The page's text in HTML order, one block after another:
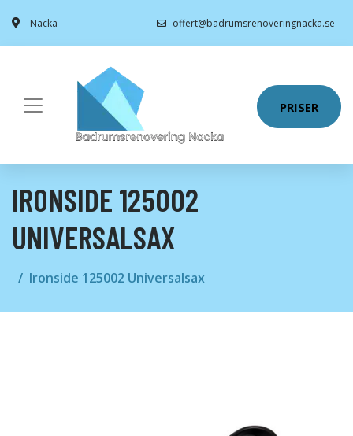
Nacka offert@badrumsrenoveringnacka.se
PRISER
IRONSIDE 125002
UNIVERSALSAX
Ironside 125002 Universalsax